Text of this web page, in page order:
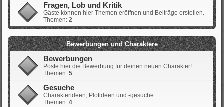
Fragen, Lob und Kritik
Gäste können hier Themen eröffnen und Beiträge erstellen.
Themen: 2
Bewerbungen und Charaktere
Bewerbungen
Poste hier die Bewerbung für deinen neuen Charakter!
Themen: 5
Gesuche
Charakterideen, Plotideen und -gesuche
Themen: 4